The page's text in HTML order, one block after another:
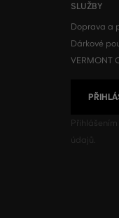
SLUŽBY
Doprava a
Dárkové
VERMONT
údajů.